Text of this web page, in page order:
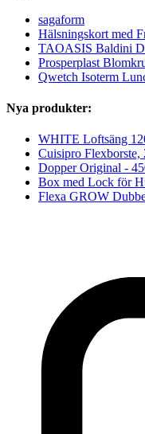
sagaform
Hälsningskort med
TAOASIS Baldini
Prosperplast
Qwetch Isoterm
Nya produkter:
WHITE Loftsäng
Cuisipro Flexborste,
Dopper Original -
Box med Lock för
Flexa GROW